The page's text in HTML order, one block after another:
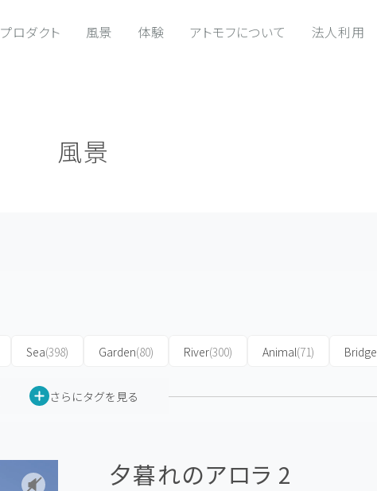
プロダクト 風景 体験 アトモフについて 法人利用
風景
Sea(398) Garden(80) River(300) Animal(71) Bridge
さらにタグを見る
夕暮れのアロラ 2